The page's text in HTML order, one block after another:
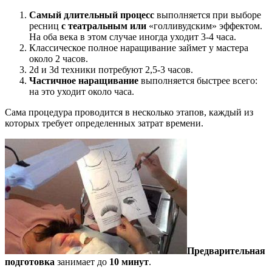
Самый длительный процесс выполняется при выборе
ресниц с театральным или «голливудским» эффектом.
На оба века в этом случае иногда уходит 3-4 часа.
Классическое полное наращивание займет у мастера
около 2 часов.
2d и 3d техники потребуют 2,5-3 часов.
Частичное наращивание выполняется быстрее всего:
на это уходит около часа.
Сама процедура проводится в несколько этапов, каждый из
которых требует определенных затрат времени.
Предварительная
подготовка занимает до 10 минут.